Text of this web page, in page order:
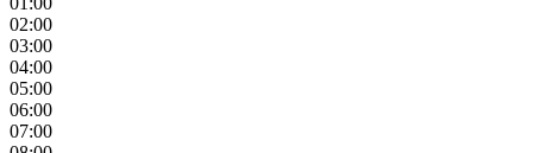
02:00
03:00
04:00
05:00
06:00
07:00